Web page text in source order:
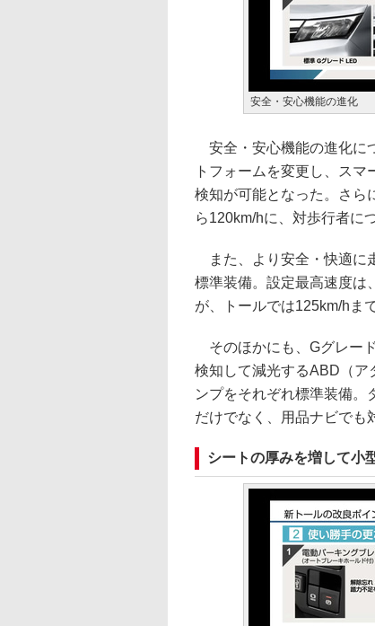
安全・安心機能の進化
安全・安心機能の進化に
トフォームを変更し、ス
検知が可能となった。さら
ら120km/hに、対歩行者に
また、より安全・快適に
標準装備。設定最高速度は
が、トールでは125km/hま
そのほかにも、Gグレー
検知して減光するABD（ア
ンプをそれぞれ標準装備。
だけでなく、用品ナビでも
シートの厚みを増して小